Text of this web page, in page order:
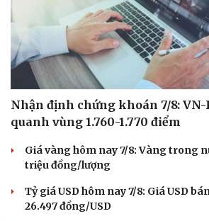
Nhận định chứng khoán 7/8:
quanh vùng 1.760-1.770 điểm
Giá vàng hôm nay 7/8: Vàng trong
triệu đồng/lượng
Tỷ giá USD hôm nay 7/8: Giá USD
26.497 đồng/USD